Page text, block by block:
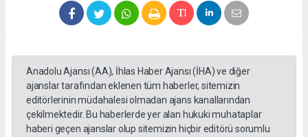
Anadolu Ajansı (AA), İhlas Haber Ajansı (İHA) ve diğer
ajanslar tarafından eklenen tüm haberler, sitemizin
editörlerinin müdahalesi olmadan ajans kanallarından
çekilmektedir. Bu haberlerde yer alan hukuki muhataplar
haberi geçen ajanslar olup sitemizin hiçbir editörü sorumlu